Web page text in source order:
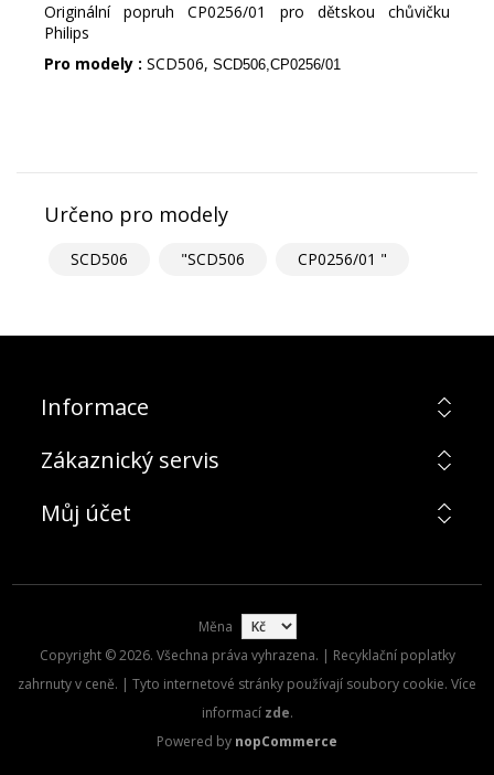
Originální popruh CP0256/01 pro dětskou chůvičku
Philips
Pro modely : SCD506, SCD506,CP0256/01
Určeno pro modely
SCD506 "SCD506 CP0256/01 "
Informace
Zákaznický servis
Můj účet
Měna
Copyright © 2026. Všechna práva vyhrazena. | Recyklační poplatky
zahrnuty v ceně. | Tyto internetové stránky používají soubory cookie. Více
informací zde.
Powered by nopCommerce